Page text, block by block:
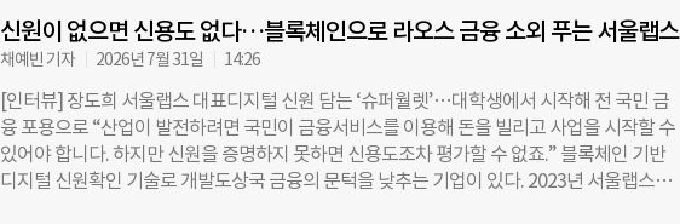
트스퀘어가 아태지역 임팩트 스타트업 육성을 위해 손을 잡은 이유다. 세 기관은 지난 3월부
터 ‘글로벌 임팩트프러너(Global ImpactPreneur)’를 운영하며, 아태지역 개발도상국의 사회
·환경 문제 해결을 목표로 하는 설립 5년 미만의 스타트업을 발굴·육성했다. 대상은 현지에
서 사업을 펼치는 로컬 기업뿐 아니라, 해당 지역 진출을 추진하는 한국 기업도 포함됐다. 이
프로그램의 가장 큰 특징은 국제기구와 기업재단, 임팩트 투자사가 각자의 전문성을 결합해
기업 발굴부터 육성, 투자자 연계까지 전 과정을 하나의 성장 단계로 설계했다는 점이다.
UNDP 서울정책센터가 아태지역 네트워크와 국제개발협력 전문성을 바탕으로 유망 기업을
신원이 없으면 신용도 없다…블록체인으로 라오스 금융 소외 푸는 서울랩스
채예빈 기자 2026년 7월 31일 14:26
[인터뷰] 장도희 서울랩스 대표디지털 신원 담는 ‘슈퍼월렛’…대학생에서 시작해 전 국민 금
융 포용으로 “산업이 발전하려면 국민이 금융서비스를 이용해 돈을 빌리고 사업을 시작할 수
있어야 합니다. 하지만 신원을 증명하지 못하면 신용도조차 평가할 수 없죠.” 블록체인 기반
디지털 신원확인 기술로 개발도상국 금융의 문턱을 낮추는 기업이 있다. 2023년 서울랩스를